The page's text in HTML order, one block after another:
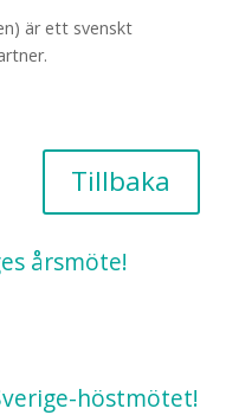
är ett svenskt
Tillbaka
årsmöte!
höstmötet!